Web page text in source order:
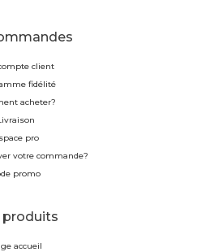
client
fidélité
acheter?
pro
votre commande?
promo
produits
accueil